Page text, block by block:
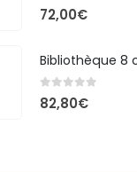
0out of 5
72,00€
0out of 5
82,80€